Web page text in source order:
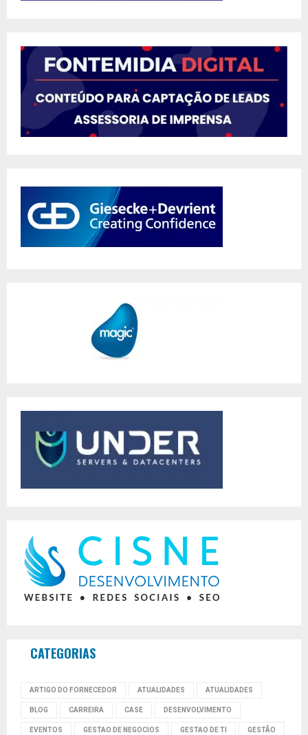
CATEGORIAS
ARTIGO DO FORNECEDOR ATUALIDADES ATUALIDADES
BLOG CARREIRA CASE DESENVOLVIMENTO
EVENTOS GESTAO DE NEGOCIOS GESTAO DE TI GESTÃO